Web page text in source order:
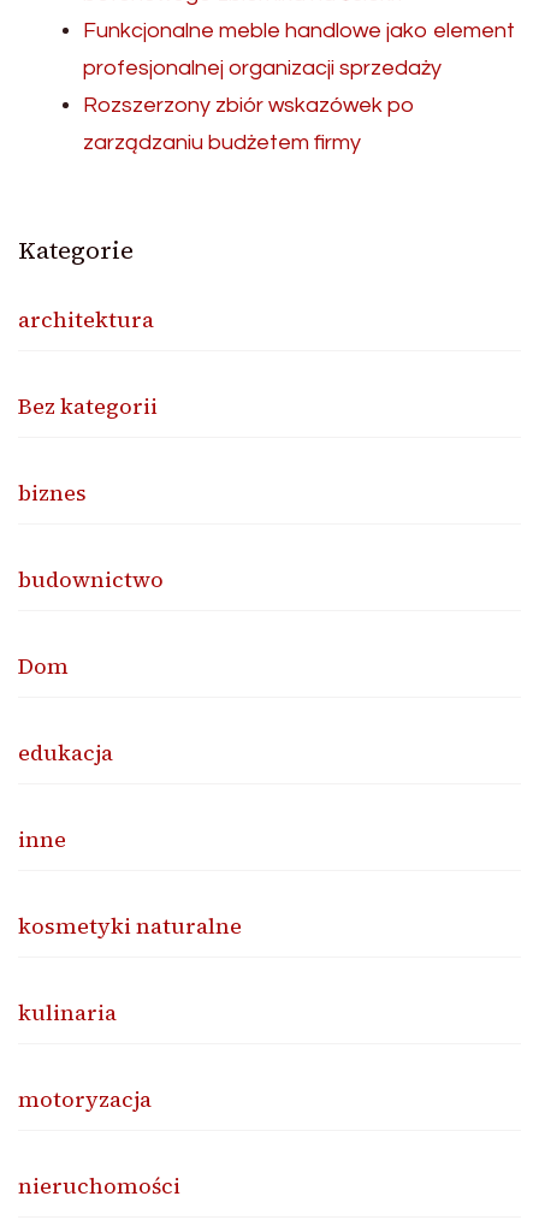
Funkcjonalne meble handlowe jako element
profesjonalnej organizacji sprzedaży
Rozszerzony zbiór wskazówek po
zarządzaniu budżetem firmy
Kategorie
architektura
Bez kategorii
biznes
budownictwo
Dom
edukacja
inne
kosmetyki naturalne
kulinaria
motoryzacja
nieruchomości